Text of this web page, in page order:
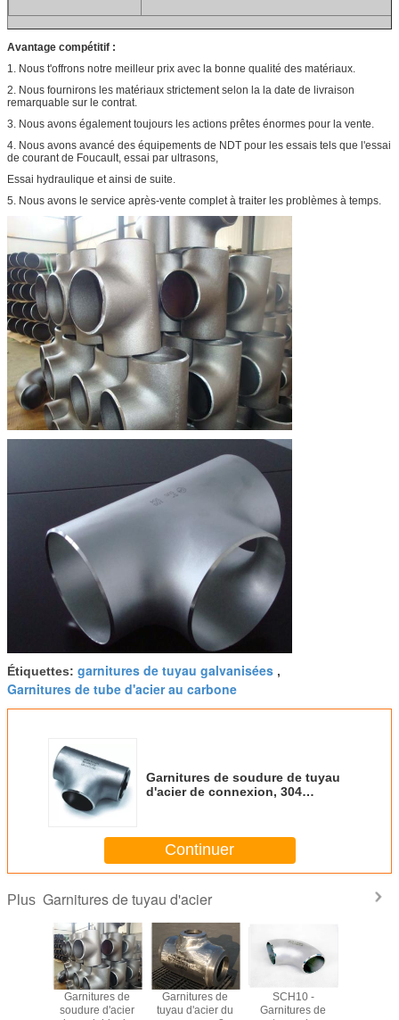
Avantage compétitif :
1. Nous t'offrons notre meilleur prix avec la bonne qualité des matériaux.
2. Nous fournirons les matériaux strictement selon la la date de livraison
remarquable sur le contrat.
3. Nous avons également toujours les actions prêtes énormes pour la vente.
4. Nous avons avancé des équipements de NDT pour les essais tels que l'essai
de courant de Foucault, essai par ultrasons,
Essai hydraulique et ainsi de suite.
5. Nous avons le service après-vente complet à traiter les problèmes à temps.
Étiquettes: garnitures de tuyau galvanisées ,
Garnitures de tube d'acier au carbone
Garnitures de soudure de tuyau
d'acier de connexion, 304
Continuer
Plus Garnitures de tuyau d'acier
Garnitures de
soudure d'acier
Garnitures de
tuyau d'acier du
SCH10 -
Garnitures de